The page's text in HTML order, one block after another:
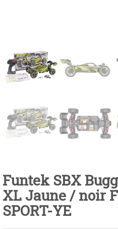
Funtek SBX
XL Jaune / noir
SPORT-YE